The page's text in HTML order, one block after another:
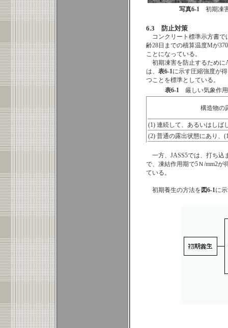
写真6-1初期凍
6.3 防止対策
コンクリート標準示方書
齢28日までの積算温度Mが
ことになっている。
初期凍害を防止するため
は、 表6-1に示す圧縮強度が
つことを標準としている。
表6-1厳しい気象作用
構造物の
(1) 連続して、あるいはしば
(2) 普通の露出状態にあり、
一方、JASS5では、打ち込
で、凍結作用期で5Ｎ/mm2
ている。
初期養生の方法を 図6-1に